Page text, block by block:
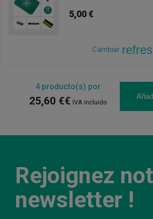
5,00 €
Cambiar
4producto(s) por
25,60 €€ IVA incluido
Rejoignez
newsletter !